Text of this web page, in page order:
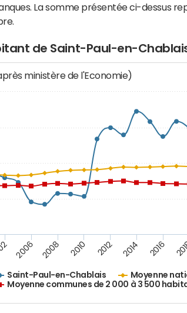
La somme présentée ci-dessus
de Saint-Paul-en-
ministère de l'Economie)
Saint-Paul-en-Chablais
Moyenne
Moyenne communes de 2 000 à 3 500
2006 2008 2010 2012 2014 2016